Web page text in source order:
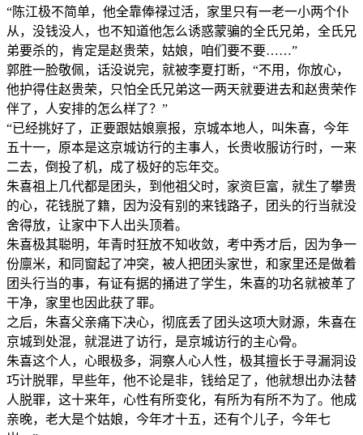
“陈江极不简单，他全靠俸禄过活，家里只有一老一小两个仆
从，没钱没人，也不知道他怎么诱惑蒙骗的全氏兄弟，全氏兄
弟要杀的，肯定是赵贵荣，姑娘，咱们要不要……”
郭胜一脸敬佩，话没说完，就被李夏打断，“不用，你放心，
他护得住赵贵荣，只怕全氏兄弟这一两天就要进去和赵贵荣作
伴了，人安排的怎么样了？”
“已经挑好了，正要跟姑娘禀报，京城本地人，叫朱喜，今年
五十一，原本是这京城访行的主事人，长贵收服访行时，一来
二去，倒投了机，成了极好的忘年交。
朱喜祖上几代都是团头，到他祖父时，家资巨富，就生了攀贵
的心，花钱脱了籍，因为没有别的来钱路子，团头的行当就没
舍得放，让家中下人出头顶着。
朱喜极其聪明，年青时狂放不知收敛，考中秀才后，因为争一
份廪米，和同窗起了冲突，被人把团头家世，和家里还是做着
团头行当的事，有证有据的捅进了学生，朱喜的功名就被革了
干净，家里也因此获了罪。
之后，朱喜父亲痛下决心，彻底丢了团头这项大财源，朱喜在
京城到处混，就混进了访行，是京城访行的主心骨。
朱喜这个人，心眼极多，洞察人心人性，极其擅长于寻漏洞设
巧计脱罪，早些年，他不论是非，钱给足了，他就想出办法替
人脱罪，这十来年，心性有所变化，有所为有所不为了。他成
亲晚，老大是个姑娘，今年才十五，还有个儿子，今年七